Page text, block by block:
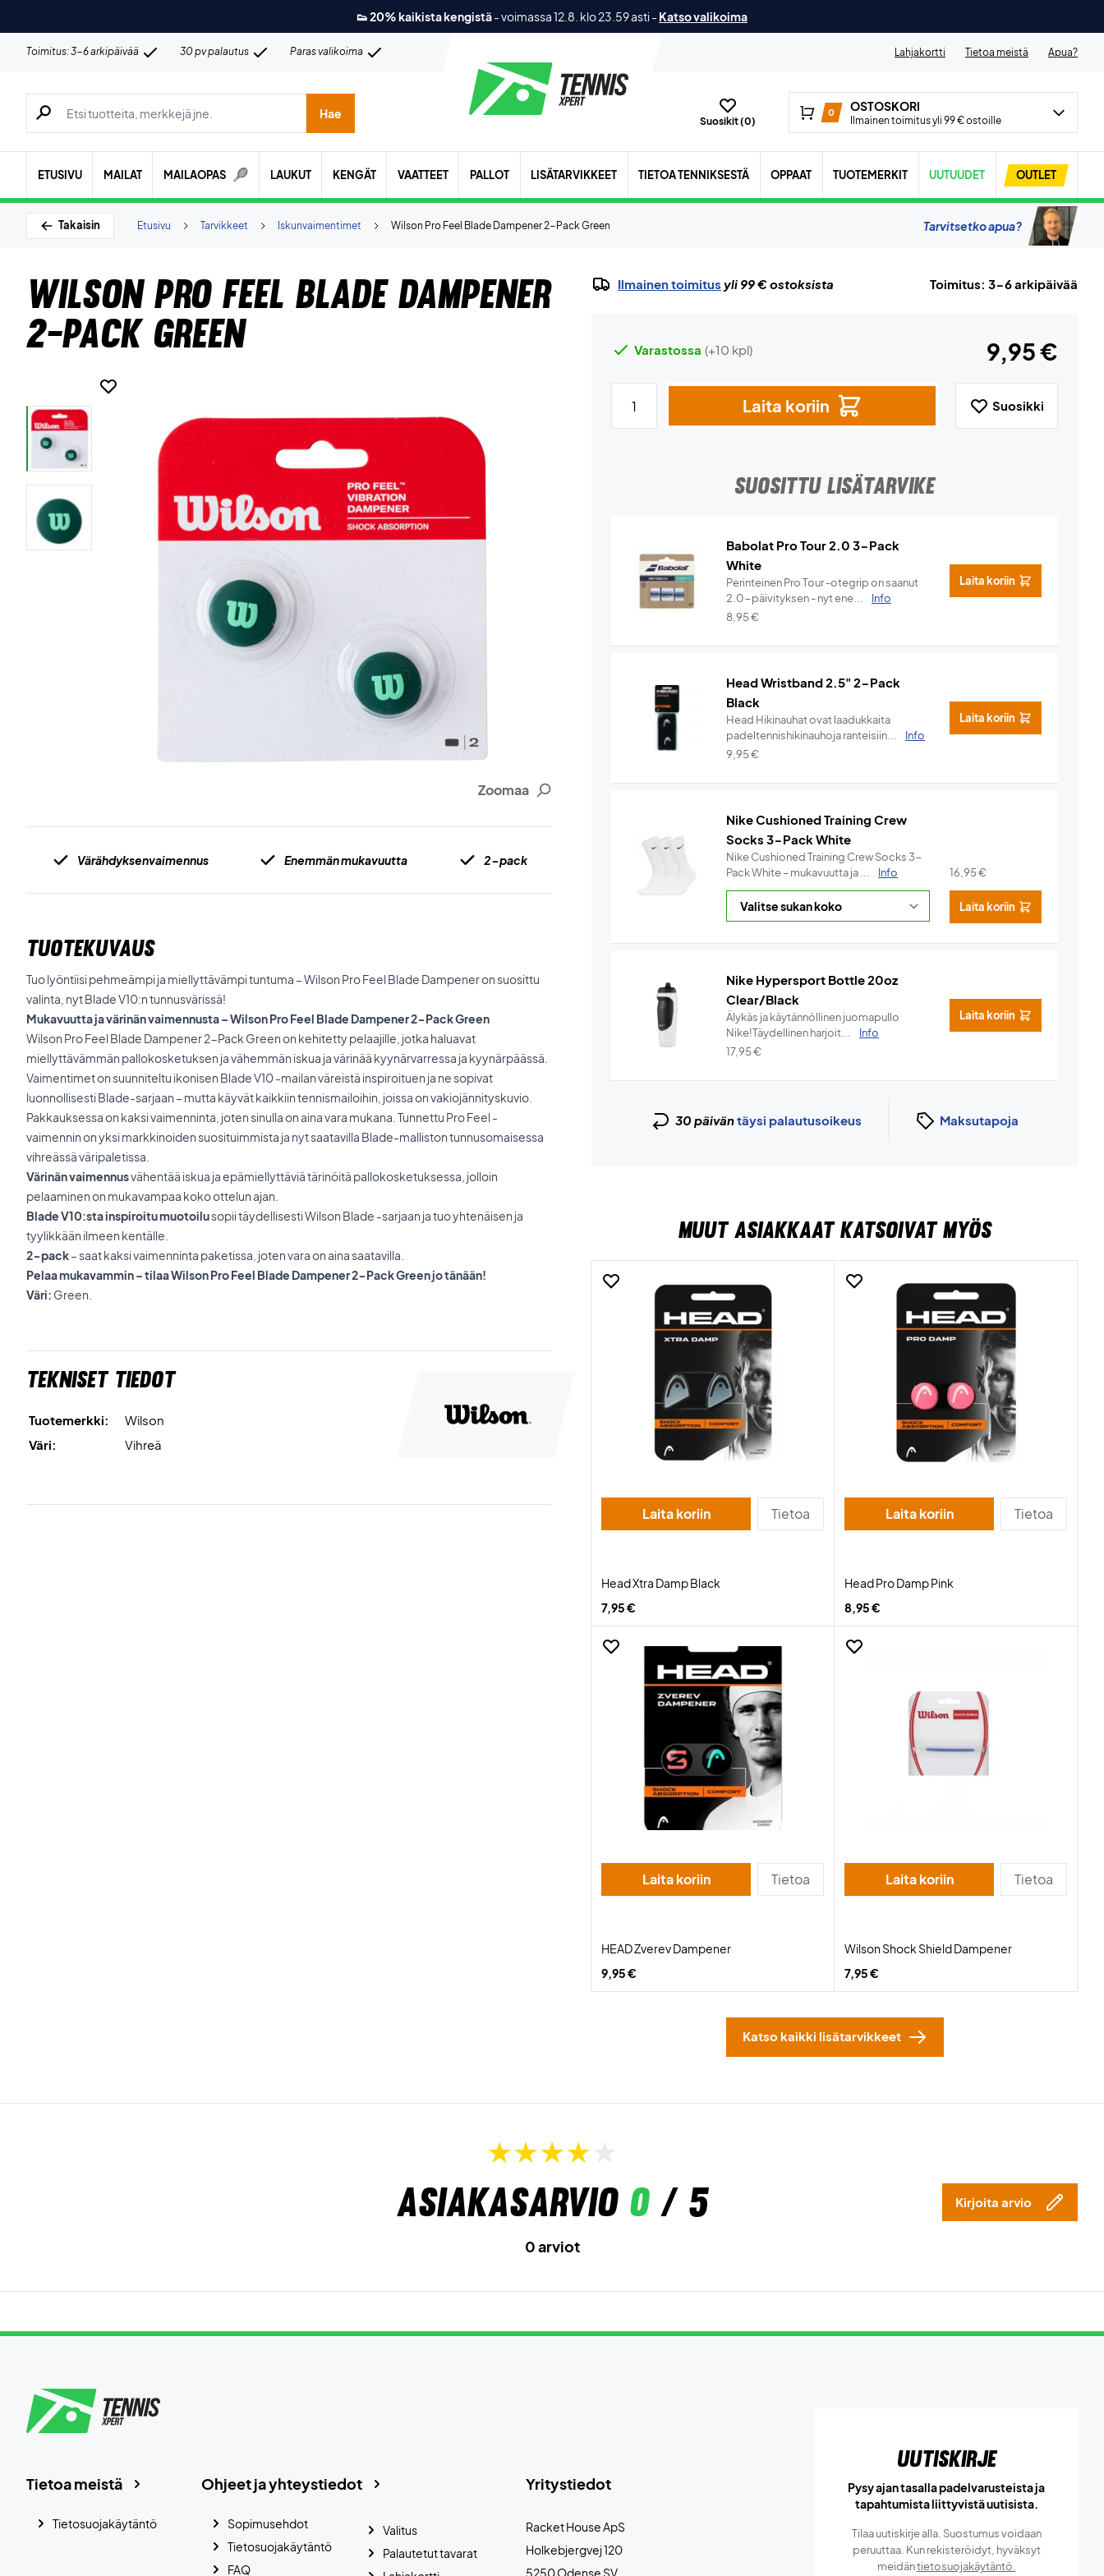
👟 20% kaikista kengistä-voimassa 12.8. klo 23.59 asti- Katso valikoima
Toimitus: 3-6 arkipäivää 30 pv palautus Paras valikoima Lahjakortti Tietoa meistä Apua?
Hae tuotteita, merkkejä jne.
Hae
Suosikit (0)
0 OSTOSKORI
Ilmainen toimitus yli 99 € ostoille
ETUSIVU MAILAT MAILAOPAS LAUKUT KENGÄT VAATTEET PALLOT LISÄTARVIKKEET TIETOA TENNIKSESTÄ OPPAAT TUOTEMERKIT UUTUUDET OUTLET
Takaisin Wilson Pro Feel Blade Dampener 2-Pack Green
Iskunvaimentimet
Tarvikkeet
Etusivu Tarvitsetko apua?
Wilson Pro Feel Blade Dampener
2-Pack Green
Zoomaa
Värähdyksenvaimennus Enemmän mukavuutta 2-pack
TUOTEKUVAUS
Tuo lyöntiisi pehmeämpi ja miellyttävämpi tuntuma – Wilson Pro Feel Blade Dampener on suosittu
valinta, nyt Blade V10:n tunnusvärissä!
Mukavuutta ja värinän vaimennusta – Wilson Pro Feel Blade Dampener 2-Pack Green
Wilson Pro Feel Blade Dampener 2-Pack Green on kehitetty pelaajille, jotka haluavat
miellyttävämmän pallokosketuksen ja vähemmän iskua ja värinää kyynärvarressa ja kyynärpäässä.
Vaimentimet on suunniteltu ikonisen Blade V10 -mailan väreistä inspiroituen ja ne sopivat
luonnollisesti Blade-sarjaan – mutta käyvät kaikkiin tennismailoihin, joissa on vakiojännityskuvio.
Pakkauksessa on kaksi vaimenninta, joten sinulla on aina vara mukana. Tunnettu Pro Feel -
vaimennin on yksi markkinoiden suosituimmista ja nyt saatavilla Blade-malliston tunnusomaisessa
vihreässä väripaletissa.
Värinän vaimennusvähentää iskua ja epämiellyttäviä tärinöitä pallokosketuksessa, jolloin
pelaaminen on mukavampaa koko ottelun ajan.
Blade V10:sta inspiroitu muotoilusopii täydellisesti Wilson Blade -sarjaan ja tuo yhtenäisen ja
tyylikkään ilmeen kentälle.
2-pack– saat kaksi vaimenninta paketissa, joten vara on aina saatavilla.
Pelaa mukavammin – tilaa Wilson Pro Feel Blade Dampener 2-Pack Green jo tänään!
Väri: Green.
Tekniset tiedot
Tuotemerkki:
Wilson
Väri:
Vihreä
Ilmainen toimitus yli 99 € ostoksista Toimitus: 3-6 arkipäivää
Varastossa (+10 kpl) 9,95 €
Laita koriin Suosikki
SUOSITTU LISÄTARVIKE
Babolat Pro Tour 2.0 3-Pack
White
Perinteinen Pro Tour -otegrip on saanut
2.0-päivityksen - nyt ene...
Info
8,95€
Laita koriin
Head Wristband 2.5" 2-Pack
Black
Head Hikinauhat ovat laadukkaita
padeltennishikinauhoja ranteisiin...
Info
9,95€
Laita koriin
Nike Cushioned Training Crew
Socks 3-Pack White
Nike Cushioned Training Crew Socks 3-
Pack White – mukavuutta ja ...
Info 16,95€
Laita koriin
Nike Hypersport Bottle 20oz
Clear/Black
Älykäs ja käytännöllinen juomapullo
Nike!Täydellinen harjoit...
Info
17,95€
Laita koriin
30 päiväntäysi palautusoikeus Maksutapoja
MUUT ASIAKKAAT KATSOIVAT MYÖS
Laita koriin Tietoa
Head Xtra Damp Black
7,95 €
Laita koriin Tietoa
Head Pro Damp Pink
8,95 €
Laita koriin Tietoa
HEAD Zverev Dampener
9,95 €
Laita koriin Tietoa
Wilson Shock Shield Dampener
7,95 €
Katso kaikki lisätarvikkeet
Asiakasarvio 0/ 5 Kirjoita arvio
0 arviot
Yritystiedot
Racket House ApS
Holkebjergvej 120
5250 Odense SV
Ohjeet ja yhteystiedot
Sopimusehdot
Tietosuojakäytäntö
FAQ
Valitus
Palautetut tavarat
Tietoa meistä
Tietosuojakäytäntö
Uutiskirje
Pysy ajan tasalla padelvarusteista ja
tapahtumista liittyvistä uutisista.
Tilaa uutiskirje alla. Suostumus voidaan
peruuttaa. Kun rekisteröidyt, hyväksyt
meidäntietosuojakäytäntö.